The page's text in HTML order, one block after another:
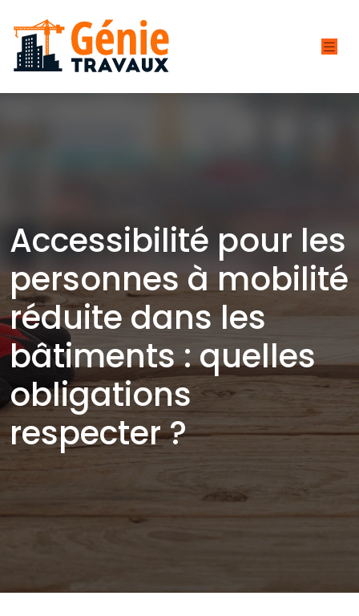
Accessibilité pour les
personnes à mobilité
réduite dans les
bâtiments : quelles
obligations
respecter ?